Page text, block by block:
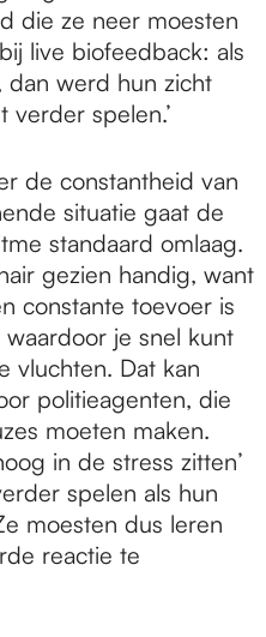
die ze neer moesten
live biofeedback: als
dan werd hun zicht
spelen.’
de constantheid van
situatie gaat de
standaard omlaag.
gezien handig, want
constante toevoer is
je snel kunt
vluchten. Dat kan
politieagenten, die
moeten maken.
in de stress zitten’
spelen als hun
moesten dus leren
reactie te